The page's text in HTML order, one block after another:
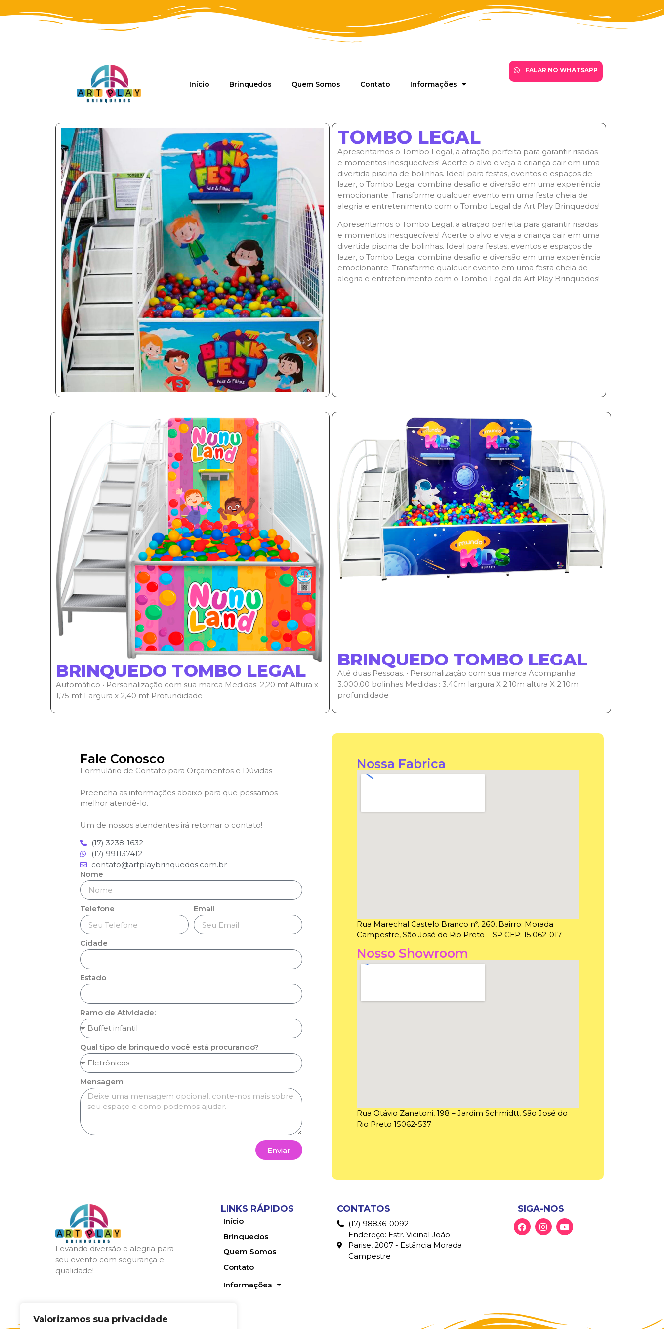
Valorizamos sua privacidade
Início Brinquedos Quem Somos Contato Informações
FALAR NO WHATSAPP
TOMBO LEGAL
Apresentamos o Tombo Legal, a atração perfeita para garantir risadas
e momentos inesquecíveis! Acerte o alvo e veja a criança cair em uma
divertida piscina de bolinhas. Ideal para festas, eventos e espaços de
lazer, o Tombo Legal combina desafio e diversão em uma experiência
emocionante. Transforme qualquer evento em uma festa cheia de
alegria e entretenimento com o Tombo Legal da Art Play Brinquedos!
Apresentamos o Tombo Legal, a atração perfeita para garantir risadas
e momentos inesquecíveis! Acerte o alvo e veja a criança cair em uma
divertida piscina de bolinhas. Ideal para festas, eventos e espaços de
lazer, o Tombo Legal combina desafio e diversão em uma experiência
emocionante. Transforme qualquer evento em uma festa cheia de
alegria e entretenimento com o Tombo Legal da Art Play Brinquedos!
BRINQUEDO TOMBO LEGAL
Automático • Personalização com sua marca Medidas: 2,20 mt Altura x
1,75 mt Largura x 2,40 mt Profundidade
BRINQUEDO TOMBO LEGAL
Até duas Pessoas. • Personalização com sua marca Acompanha
3.000,00 bolinhas Medidas : 3.40m largura X 2.10m altura X 2.10m
profundidade
Fale Conosco
Formulário de Contato para Orçamentos e Dúvidas
Preencha as informações abaixo para que possamos
melhor atendê-lo.
Um de nossos atendentes irá retornar o contato!
(17) 3238-1632
(17) 991137412
contato@artplaybrinquedos.com.br
Nome
Telefone Email
Cidade
Estado
Ramo de Atividade:
Qual tipo de brinquedo você está procurando?
Mensagem
Enviar
Nossa Fabrica
Rua Marechal Castelo Branco nº. 260, Bairro: Morada
Campestre, São José do Rio Preto – SP CEP: 15.062-017
Nosso Showroom
Rua Otávio Zanetoni, 198 – Jardim Schmidtt, São José do
Rio Preto 15062-537
Levando diversão e alegria para
seu evento com segurança e
qualidade!
LINKS RÁPIDOS
Início
Brinquedos
Quem Somos
Contato
Informações
CONTATOS
(17) 98836-0092
Endereço: Estr. Vicinal João
Parise, 2007 - Estância Morada
Campestre
SIGA-NOS